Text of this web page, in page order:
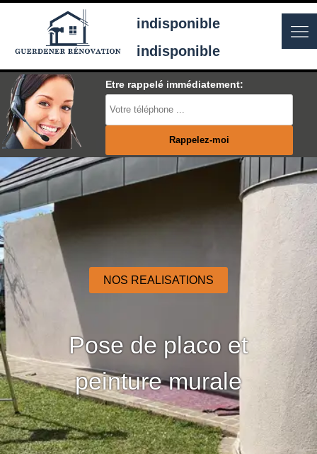
indisponible
indisponible
Etre rappelé immédiatement:
NOS REALISATIONS
Pose de placo et
peinture murale